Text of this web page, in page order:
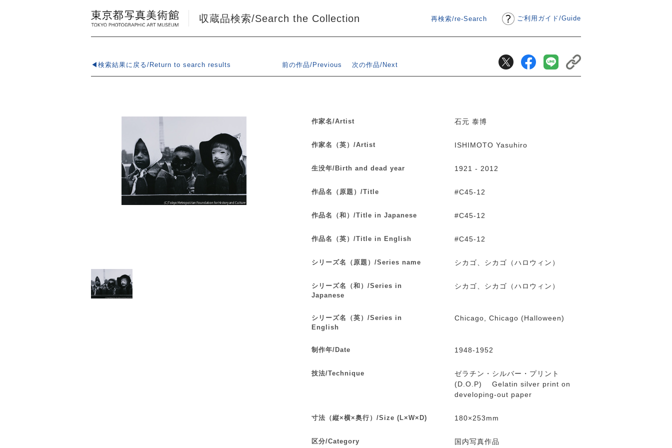
ご利用ガイド/Guide
収蔵品検索/Search the Collection 再検索/re-Search
◀検索結果に戻る/Return to search results 前の作品/Previous 次の作品/Next
作家名/Artist 石元 泰博
作家名（英）/Artist ISHIMOTO Yasuhiro
生没年/Birth and dead year 1921 - 2012
作品名（原題）/Title #C45-12
作品名（和）/Title in Japanese #C45-12
作品名（英）/Title in English #C45-12
シリーズ名（原題）/Series name シカゴ、シカゴ（ハロウィン）
シリーズ名（和）/Series in
Japanese
シカゴ、シカゴ（ハロウィン）
シリーズ名（英）/Series in
English
Chicago, Chicago (Halloween)
制作年/Date 1948-1952
技法/Technique
ゼラチン・シルバー・プリント
(D.O.P) Gelatin silver print on
developing-out paper
寸法（縦×横×奥行）/Size (L×W×D) 180×253mm
区分/Category 国内写真作品